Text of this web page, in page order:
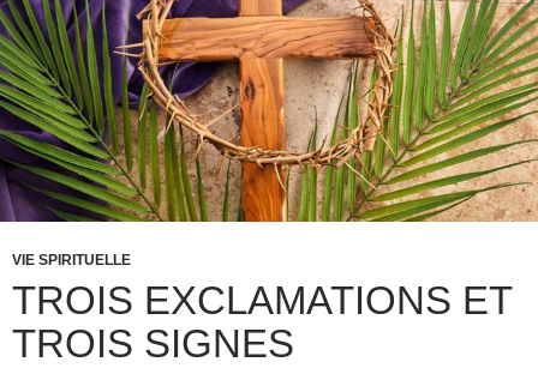
VIE SPIRITUELLE
TROIS EXCLAMATIONS ET
TROIS SIGNES